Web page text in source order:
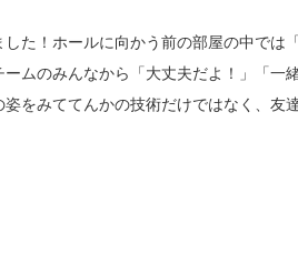
た！ホールに向かう前の部屋の中では
ムのみんなから「大丈夫だよ！」「一
をみててんかの技術だけではなく、友